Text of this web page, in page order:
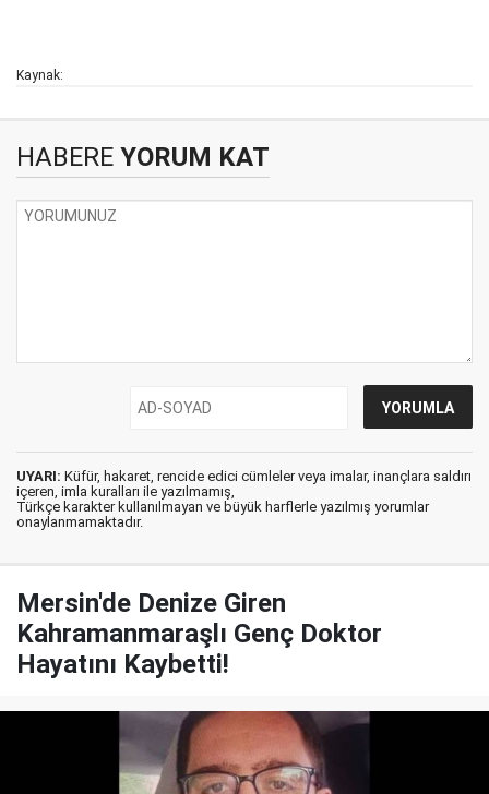
Kaynak:
HABERE YORUM KAT
UYARI: Küfür, hakaret, rencide edici cümleler veya imalar, inançlara saldırı
içeren, imla kuralları ile yazılmamış,
Türkçe karakter kullanılmayan ve büyük harflerle yazılmış yorumlar
onaylanmamaktadır.
Mersin'de Denize Giren
Kahramanmaraşlı Genç Doktor
Hayatını Kaybetti!